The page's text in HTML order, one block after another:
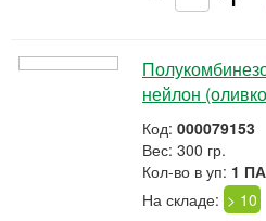
нейлон
Код: 000079153
Вес: 300 гр.
Кол-во в уп: 1
На складе: > 10